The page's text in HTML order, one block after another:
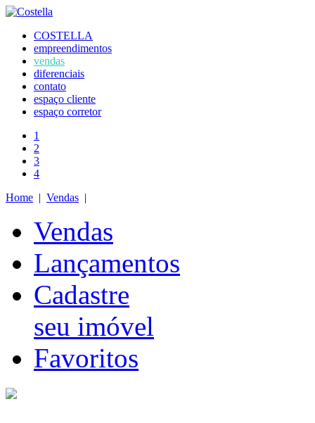
COSTELLA
empreendimentos
vendas
diferenciais
contato
espaço cliente
espaço corretor
1
2
3
4
Home | Vendas |
Vendas
Lançamentos
Cadastre
seu imóvel
Favoritos